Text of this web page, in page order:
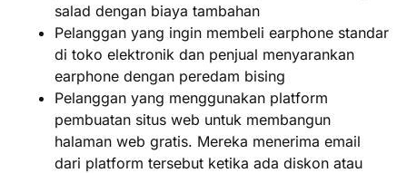
salad dengan biaya tambahan
Pelanggan yang ingin membeli earphone standar
di toko elektronik dan penjual menyarankan
earphone dengan peredam bising
Pelanggan yang menggunakan platform
pembuatan situs web untuk membangun
halaman web gratis. Mereka menerima email
dari platform tersebut ketika ada diskon atau